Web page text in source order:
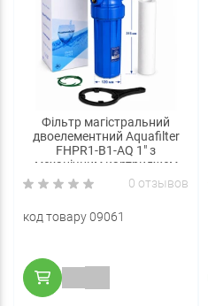
Фільтр магістральний
двоелементний Aquafilter
FHPR1-B1-AQ 1" з
механічним картриджем
0 отзывов
код товару 09061